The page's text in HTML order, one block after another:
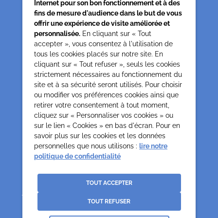
Siège associatif
62 rue de la glacière
75013 Paris
0142850804
contact@cesap.asso.fr
Cesap Formation
formation@cesap.asso.fr
01 53 20 68 58
Mentions Légales
Gestion des cookies
Politique de confidentialité et protection des données
Association déclarée no 65/618 du 19.05.65 Reconnues d’Utilité Publique par
décret du 0307.70 paru au J.O. du 12.07.70
Internet pour son bon fonctionnement et à des
fins de mesure d'audience dans le but de vous
offrir une expérience de visite améliorée et
personnalisée. En cliquant sur « Tout
accepter », vous consentez à l'utilisation de
tous les cookies placés sur notre site. En
cliquant sur « Tout refuser », seuls les cookies
strictement nécessaires au fonctionnement du
site et à sa sécurité seront utilisés. Pour choisir
ou modifier vos préférences cookies ainsi que
retirer votre consentement à tout moment,
cliquez sur « Personnaliser vos cookies » ou
sur le lien « Cookies » en bas d'écran. Pour en
savoir plus sur les cookies et les données
personnelles que nous utilisons : lire notre
politique de confidentialité
TOUT ACCEPTER
TOUT REFUSER